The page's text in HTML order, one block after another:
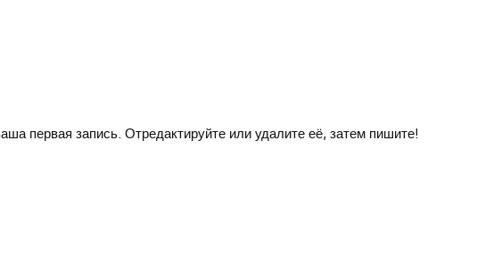
первая запись. Отредактируйте или удалите её, затем пишите!